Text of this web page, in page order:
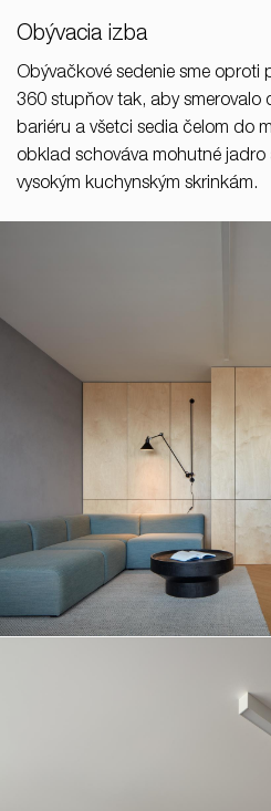
Obývacia izba
Obývačkové sedenie sme
360 stupňov tak, aby smerovalo
bariéru a všetci sedia čelom do
obklad schováva mohutné jadro
vysokým kuchynským skrinkám.